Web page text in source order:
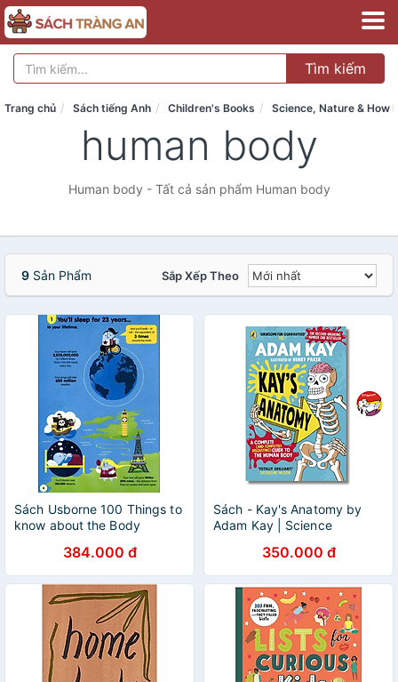
Tìm kiếm
Trang chủ Sách tiếng Anh Children's Books Science, Nature & How
human body
Human body - Tất cả sản phẩm Human body
9 Sản Phẩm Sắp Xếp Theo
Sách Usborne 100 Things to
know about the Body
384.000 đ
Sách - Kay's Anatomy by
Adam Kay | Science
Thiếu nhi Nhập khẩu
350.000 đ